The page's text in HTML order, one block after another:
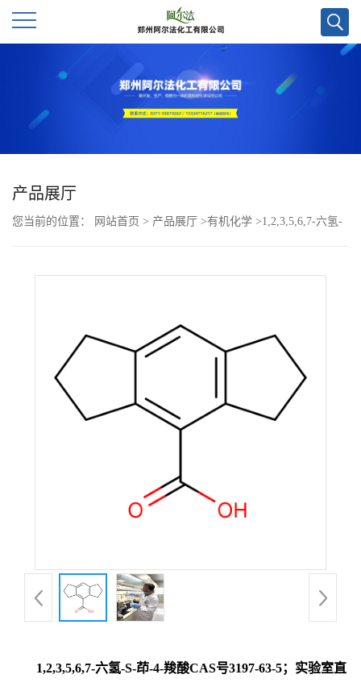
公
厅
产品展厅
您当前的位置： 网站首页 > 产品展厅 >有机化学 >1,2,3,5,6,7-六氢-
1,2,3,5,6,7-六氢-S-茚-4-羧酸CAS号3197-63-5；实验室直